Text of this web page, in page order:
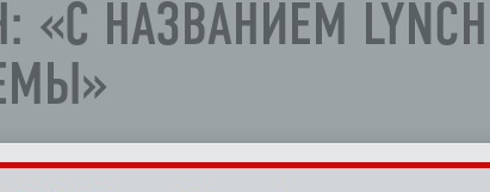
«С НАЗВАНИЕМ